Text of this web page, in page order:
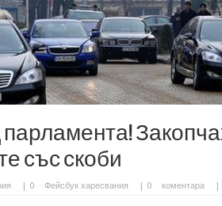
със скоби
| 0 Фейсбук харесвания | 0 коментара |